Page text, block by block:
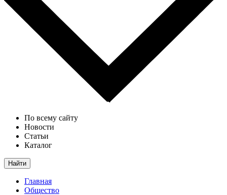
По всему сайту
Новости
Статьи
Каталог
Найти
Главная
Общество